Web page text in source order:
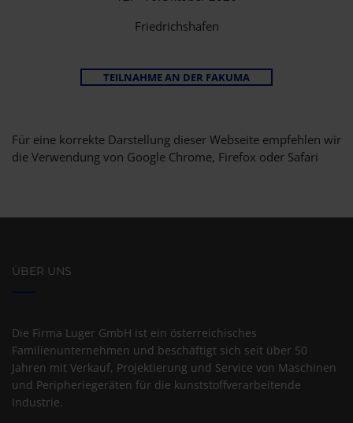
Friedrichshafen
TEILNAHME AN DER FAKUMA
Für eine korrekte Darstellung dieser Webseite empfehlen wir
die Verwendung von Google Chrome, Firefox oder Safari
ÜBER UNS
Die Firma Luger GmbH ist ein österreichisches
Familienunternehmen und beschäftigt sich seit über 50
Jahren mit Verkauf, Projektierung und Service von Maschinen
und Peripheriegeräten für die kunststoffverarbeitende
Industrie.